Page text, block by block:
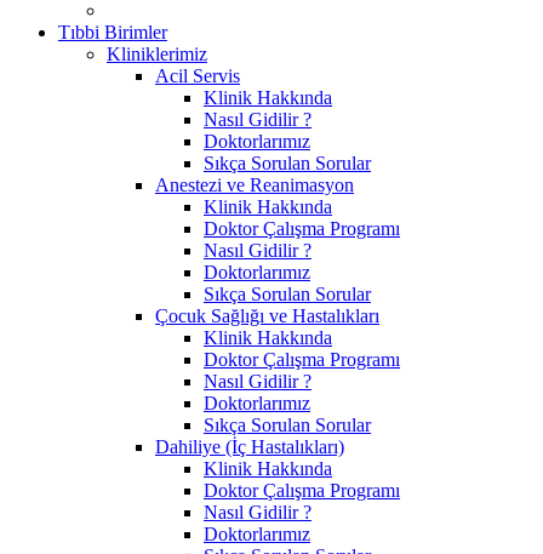
Tıbbi Birimler
Kliniklerimiz
Acil Servis
Klinik Hakkında
Nasıl Gidilir ?
Doktorlarımız
Sıkça Sorulan Sorular
Anestezi ve Reanimasyon
Klinik Hakkında
Doktor Çalışma Programı
Nasıl Gidilir ?
Doktorlarımız
Sıkça Sorulan Sorular
Çocuk Sağlığı ve Hastalıkları
Klinik Hakkında
Doktor Çalışma Programı
Nasıl Gidilir ?
Doktorlarımız
Sıkça Sorulan Sorular
Dahiliye (İç Hastalıkları)
Klinik Hakkında
Doktor Çalışma Programı
Nasıl Gidilir ?
Doktorlarımız